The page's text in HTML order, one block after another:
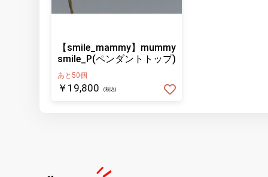
【smile_mammy】mummy
smile_P(ペンダントトップ)
あと50個
￥19,800 (税込)